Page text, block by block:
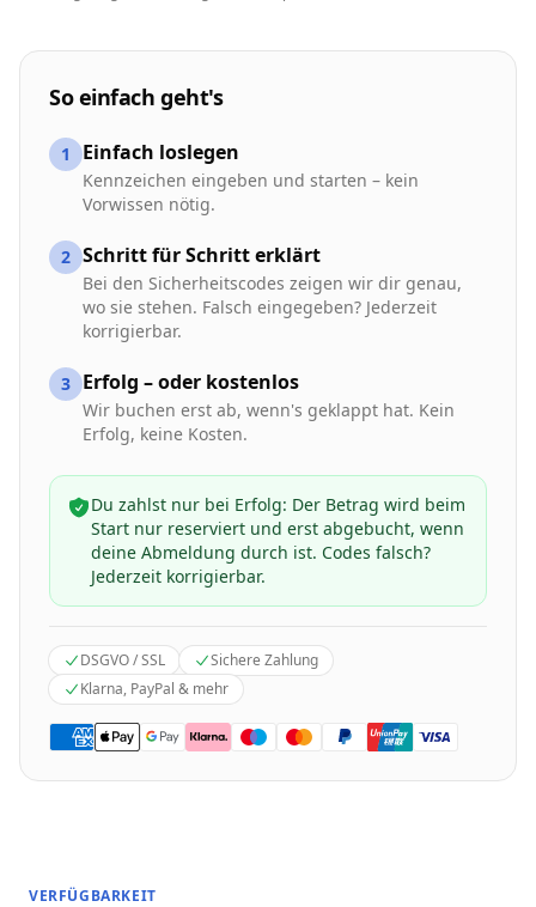
So einfach geht's
1 Einfach loslegen
Kennzeichen eingeben und starten – kein
Vorwissen nötig.
2 Schritt für Schritt erklärt
Bei den Sicherheitscodes zeigen wir dir genau,
wo sie stehen. Falsch eingegeben? Jederzeit
korrigierbar.
3 Erfolg – oder kostenlos
Wir buchen erst ab, wenn's geklappt hat. Kein
Erfolg, keine Kosten.
Du zahlst nur bei Erfolg: Der Betrag wird beim
Start nur reserviert und erst abgebucht, wenn
deine Abmeldung durch ist. Codes falsch?
Jederzeit korrigierbar.
DSGVO / SSL
Sichere Zahlung
Klarna, PayPal & mehr
VERFÜGBARKEIT